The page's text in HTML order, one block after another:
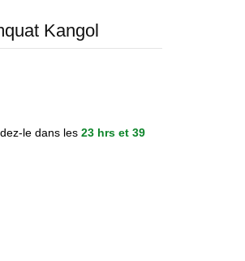
Kangol
le dans les 23 hrs et 39